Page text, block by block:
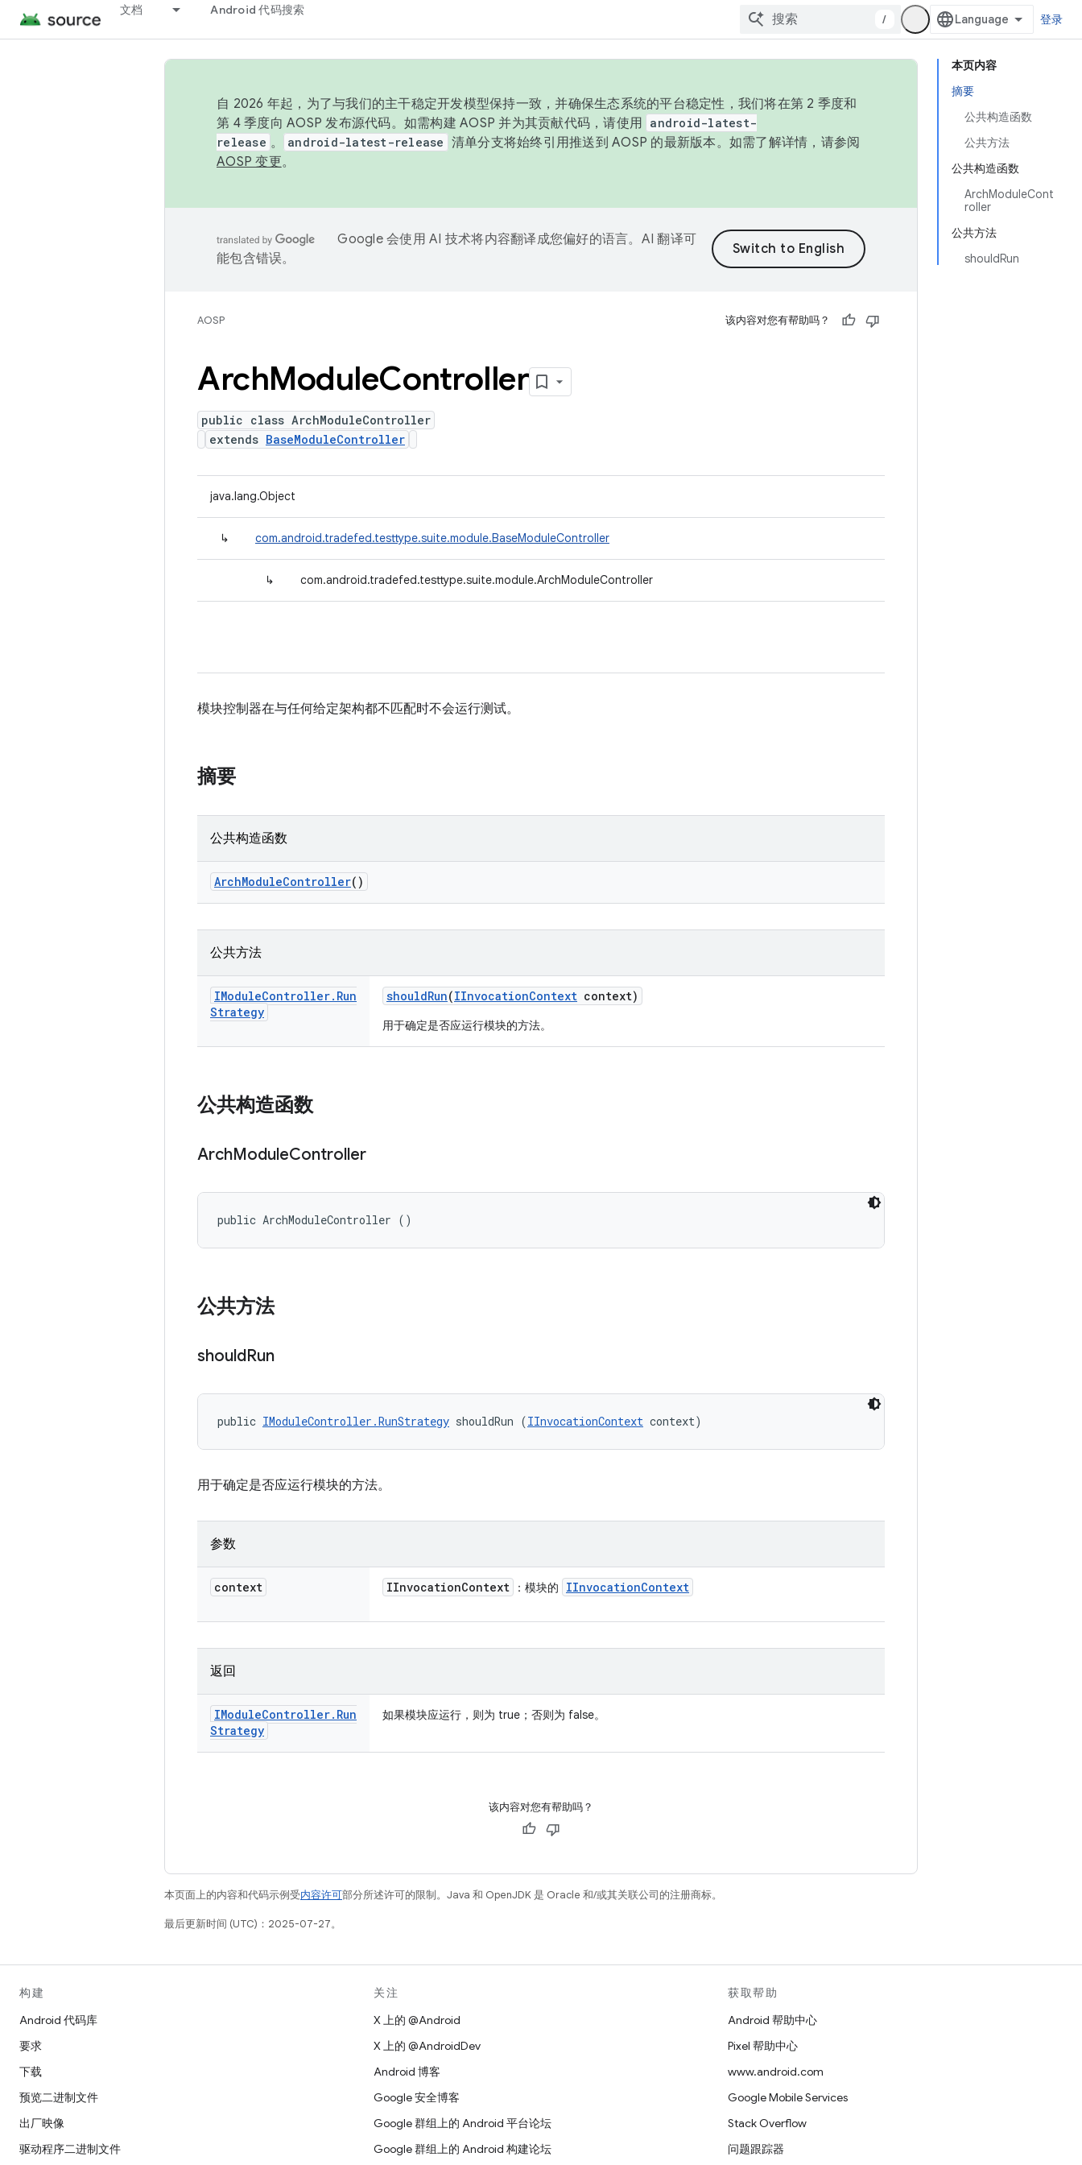
文档 Android 代码搜索
/ 登录
本页内容
摘要
公共构造函数
公共方法
公共构造函数
ArchModuleCont
roller
公共方法
shouldRun
自 2026 年起，为了与我们的主干稳定开发模型保持一致，并确保生态系统的平台稳定性，我们将在第 2 季度和
第 4 季度向 AOSP 发布源代码。如需构建 AOSP 并为其贡献代码，请使用 android-latest-
release 。 android-latest-release 清单分支将始终引用推送到 AOSP 的最新版本。如需了解详情，请参阅
AOSP 变更。
Google 会使用 AI 技术将内容翻译成您偏好的语言。AI 翻译可
能包含错误。
AOSP 该内容对您有帮助吗？
ArchModuleController
public class ArchModuleController
extends BaseModuleController
java.lang.Object
↳ com.android.tradefed.testtype.suite.module.BaseModuleController
↳ com.android.tradefed.testtype.suite.module.ArchModuleController
模块控制器在与任何给定架构都不匹配时不会运行测试。
摘要
公共构造函数
ArchModuleController()
公共方法
IModuleController. Run
Strategy
shouldRun(IInvocationContext context)
用于确定是否应运行模块的方法。
公共构造函数
ArchModuleController
public ArchModuleController ()
公共方法
shouldRun
public IModuleController.RunStrategy shouldRun (IInvocationContext context)
用于确定是否应运行模块的方法。
参数
context IInvocationContext ：模块的 IInvocationContext
返回
IModuleController. Run
Strategy
如果模块应运行，则为 true；否则为 false。
该内容对您有帮助吗？
本页面上的内容和代码示例受内容许可部分所述许可的限制。Java 和 OpenJDK 是 Oracle 和/或其关联公司的注册商标。
最后更新时间 (UTC)：2025-07-27。
构建
Android 代码库
要求
下载
预览二进制文件
出厂映像
驱动程序二进制文件
关注
X 上的 @Android
X 上的 @AndroidDev
Android 博客
Google 安全博客
Google 群组上的 Android 平台论坛
Google 群组上的 Android 构建论坛
获取帮助
Android 帮助中心
Pixel 帮助中心
www.android.com
Google Mobile Services
Stack Overflow
问题跟踪器